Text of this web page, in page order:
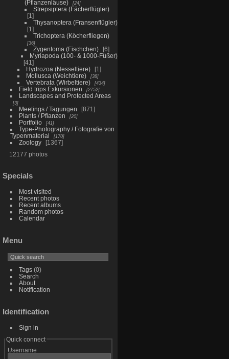
(Pflanzenläuse)
24
Strepsiptera (Fächerflügler)
1
Thysanoptera (Fransenflügler)
1
Trichoptera (Köcherfliegen)
36
Zygentoma (Fischchen)
6
Myriapoda (100- & 1000-Füßer)
41
Hydrozoa (Nesseltiere)
1
Mollusca (Weichtiere)
38
Vertebrata (Wirbeltiere) 434
Field trips Exkursionen 2752
Landscapes and Protected Areas
3
Meetings / Tagungen
871
Plants / Pflanzen
20
Portfolio 41
Type-Photography / Fotografie von
Typenmaterial
170
Zoology
1367
12177 photos
Specials
Most visited
Recent photos
Recent albums
Random photos
Calendar
Menu
Tags(0)
Search
About
Notification
Identification
Sign in
Quick connect
Username